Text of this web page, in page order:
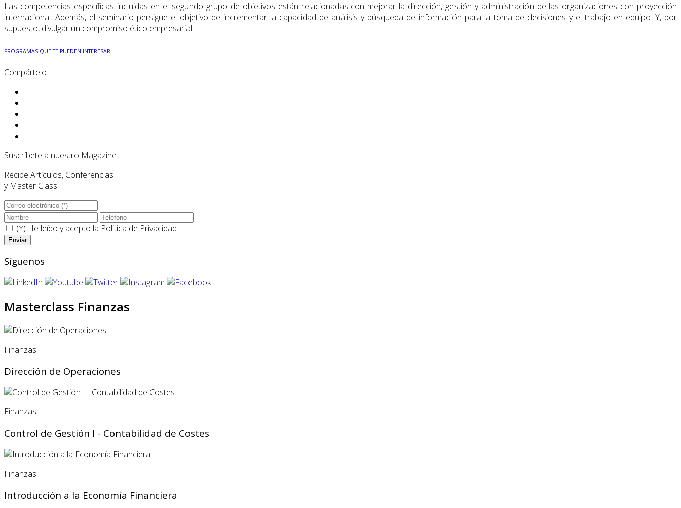
Las competencias específicas incluidas en el segundo grupo de objetivos están relacionadas con mejorar la dirección, gestión y administración de las organizaciones con proyección
internacional. Además, el seminario persigue el objetivo de incrementar la capacidad de análisis y búsqueda de información para la toma de decisiones y el trabajo en equipo. Y, por
supuesto, divulgar un compromiso ético empresarial.
PROGRAMAS QUE TE PUEDEN INTERESAR
Compártelo
Suscríbete a nuestro Magazine
Recibe Artículos, Conferencias
y Master Class
(*) He leído y acepto la Politica de Privacidad
Síguenos
Masterclass Finanzas
Finanzas
Dirección de Operaciones
Finanzas
Control de Gestión I - Contabilidad de Costes
Finanzas
Introducción a la Economía Financiera